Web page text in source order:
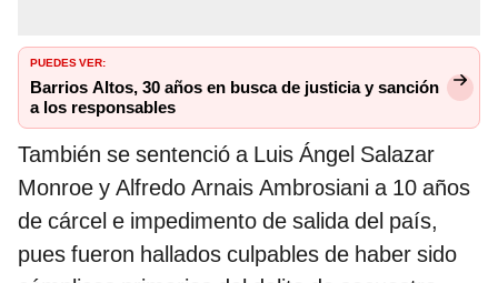
PUEDES VER:
Barrios Altos, 30 años en busca de justicia y sanción
a los responsables
También se sentenció a Luis Ángel Salazar
Monroe y Alfredo Arnais Ambrosiani a 10 años
de cárcel e impedimento de salida del país,
pues fueron hallados culpables de haber sido